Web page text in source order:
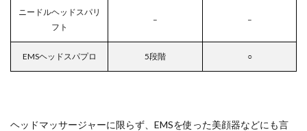
ニードルヘッドスパリ
フト
– –
EMSヘッドスパプロ 5段階 ○
ヘッドマッサージャーに限らず、EMSを使った美顔器などにも言